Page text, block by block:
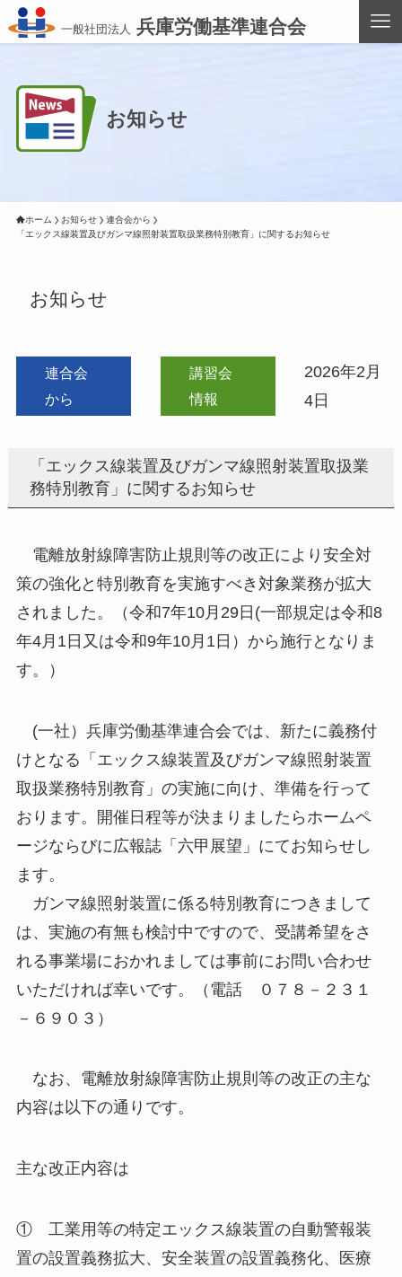
一般社団法人 兵庫労働基準連合会
お知らせ
ホーム お知らせ
連合会から
「エックス線装置及びガンマ線照射装置取扱業務特別教育」に関するお知らせ
お知らせ
連合会
から
講習会
情報
2026年2月
4日
「エックス線装置及びガンマ線照射装置取扱業
務特別教育」に関するお知らせ
電離放射線障害防止規則等の改正により安全対
策の強化と特別教育を実施すべき対象業務が拡大
されました。（令和7年10月29日(一部規定は令和8
年4月1日又は令和9年10月1日）から施行となりま
す。）
(一社）兵庫労働基準連合会では、新たに義務付
けとなる「エックス線装置及びガンマ線照射装置
取扱業務特別教育」の実施に向け、準備を行って
おります。開催日程等が決まりましたらホームペ
ージならびに広報誌「六甲展望」にてお知らせし
ます。
ガンマ線照射装置に係る特別教育につきまして
は、実施の有無も検討中ですので、受講希望をさ
れる事業場におかれましては事前にお問い合わせ
いただければ幸いです。（電話 ０７８－２３１
－６９０３）
なお、電離放射線障害防止規則等の改正の主な
内容は以下の通りです。
主な改正内容は
① 工業用等の特定エックス線装置の自動警報装
置の設置義務拡大、安全装置の設置義務化、医療